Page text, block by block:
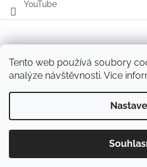
Tento web používá soubory
analýze návštěvnosti. Více
YouTube